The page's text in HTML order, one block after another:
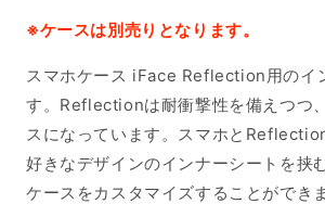
※ケースは別売りとなります。
スマホケース iFace Reflection用のイ
す。Reflectionは耐衝撃性を備えつつ
スになっています。スマホと
好きなデザインのインナーシートを挟
ケースをカスタマイズすることができま